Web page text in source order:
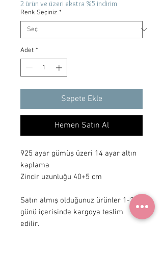
2 ürün ve üzeri ekstra %5 indirim
Renk Seçiniz *
Adet *
Sepete Ekle
Hemen Satın Al
925 ayar gümüş üzeri 14 ayar altın
kaplama
Zincir uzunluğu 40+5 cm
Satın almış olduğunuz ürünler 1-3 iş
günü içerisinde kargoya teslim
edilir.